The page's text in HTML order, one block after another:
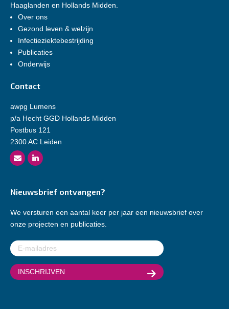
Haaglanden en Hollands Midden.
Over ons
Gezond leven & welzijn
Infectieziektebestrijding
Publicaties
Onderwijs
Contact
awpg Lumens
p/a Hecht GGD Hollands Midden
Postbus 121
2300 AC Leiden
Nieuwsbrief ontvangen?
We versturen een aantal keer per jaar een nieuwsbrief over
onze projecten en publicaties.
E-
mailadres(Vereist)